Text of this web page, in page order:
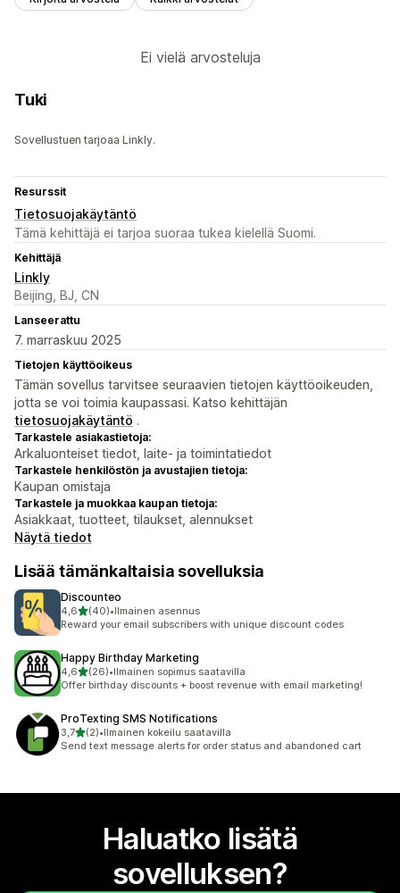
Ei vielä arvosteluja
Tuki
Sovellustuen tarjoaa Linkly.
Resurssit
Tietosuojakäytäntö
Tämä kehittäjä ei tarjoa suoraa tukea kielellä Suomi.
Kehittäjä
Linkly
Beijing, BJ, CN
Lanseerattu
7. marraskuu 2025
Tietojen käyttöoikeus
Tämän sovellus tarvitsee seuraavien tietojen käyttöoikeuden,
jotta se voi toimia kaupassasi. Katso kehittäjän
tietosuojakäytäntö .
Tarkastele asiakastietoja:
Arkaluonteiset tiedot, laite- ja toimintatiedot
Tarkastele henkilöstön ja avustajien tietoja:
Kaupan omistaja
Tarkastele ja muokkaa kaupan tietoja:
Asiakkaat, tuotteet, tilaukset, alennukset
Näytä tiedot
Lisää tämänkaltaisia sovelluksia
Discounteo
4,6/ 5 tähteä
(40)
40 arvostelua yhteensä
•Ilmainen asennus
Reward your email subscribers with unique discount codes
Happy Birthday Marketing
4,6/ 5 tähteä
(26)
26 arvostelua yhteensä
•Ilmainen sopimus saatavilla
Offer birthday discounts + boost revenue with email marketing!
ProTexting SMS Notifications
3,7/ 5 tähteä
(2)
2 arvostelua yhteensä
•Ilmainen kokeilu saatavilla
Send text message alerts for order status and abandoned cart
Haluatko lisätä
sovelluksen?